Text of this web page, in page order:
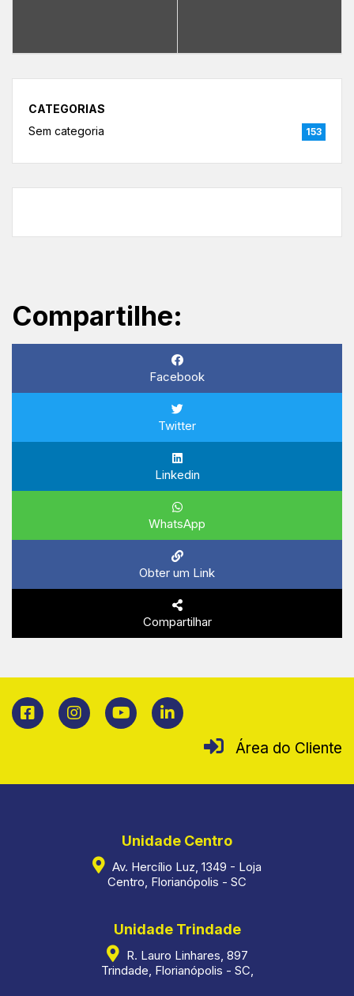
CATEGORIAS
Sem categoria
153
Compartilhe:
Facebook
Twitter
Linkedin
WhatsApp
Obter um Link
Compartilhar
Área do Cliente
Unidade Centro
Av. Hercílio Luz, 1349 - Loja
Centro, Florianópolis - SC
Unidade Trindade
R. Lauro Linhares, 897
Trindade, Florianópolis - SC,